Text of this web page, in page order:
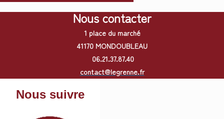
Nous contacter
1 place du marché
41170 MONDOUBLEAU
06.21.37.87.40
contact@legrenne.fr
Nous suivre